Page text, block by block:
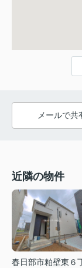
メールで共
近隣の物件
春日部市粕壁東６